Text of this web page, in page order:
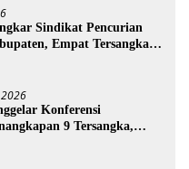
Sindikat Pencurian
Empat Tersangka
Konferensi
9 Tersangka,